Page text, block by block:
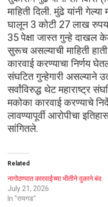
माहिती दिली. मुंढे यांनी
घालून 3 कोटी 27 लाख
35 पेक्षा जास्त गुन्हे दाखल
सुरूच असल्याची माहिती
कारवाई करण्याचा निर्णय
संघटित गुन्हेगारी असल्याने
सर्वांविरुद्ध थेट महाराष्ट्र
मकोका कारवाई करण्याचे
लावण्यापूर्वी आरोपीचा
सांगितले.
Related
नागोठण्यात कारवाईच्या भीतीने दुकाने बंद
July 21, 2026
In "रायगड"